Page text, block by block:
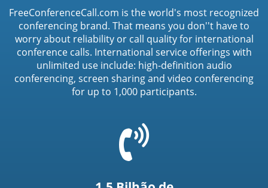
FreeConferenceCall.com is the world's most recognized
conferencing brand. That means you don''t have to
worry about reliability or call quality for international
conference calls. International service offerings with
unlimited use include: high-definition audio
conferencing, screen sharing and video conferencing
for up to 1,000 participants.
t('common.phone_icon')